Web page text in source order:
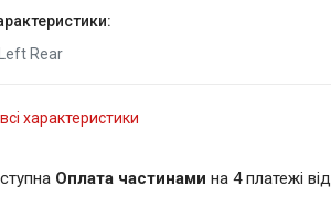
Left Rear
характеристики
Оплата частинами на 4 платежі від